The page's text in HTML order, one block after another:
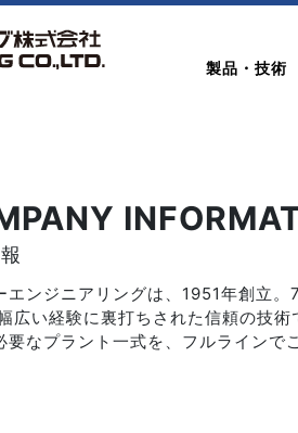
製品・技術
エンジニアリングは、1951年創立
広い経験に裏打ちされた信頼の技
要なプラント一式を、フルラインで